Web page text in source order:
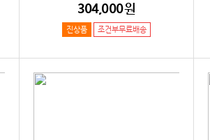
304,000원
진상품 조건부무료배송